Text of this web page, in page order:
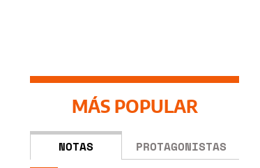
MÁS POPULAR
NOTAS PROTAGONISTAS